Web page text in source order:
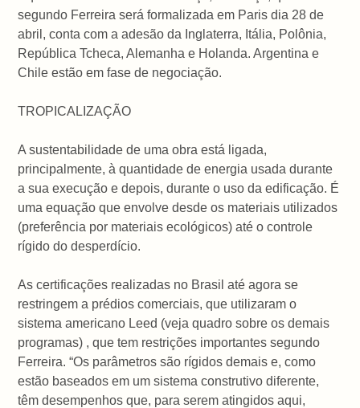
segundo Ferreira será formalizada em Paris dia 28 de
abril, conta com a adesão da Inglaterra, Itália, Polônia,
República Tcheca, Alemanha e Holanda. Argentina e
Chile estão em fase de negociação.
TROPICALIZAÇÃO
A sustentabilidade de uma obra está ligada,
principalmente, à quantidade de energia usada durante
a sua execução e depois, durante o uso da edificação. É
uma equação que envolve desde os materiais utilizados
(preferência por materiais ecológicos) até o controle
rígido do desperdício.
As certificações realizadas no Brasil até agora se
restringem a prédios comerciais, que utilizaram o
sistema americano Leed (veja quadro sobre os demais
programas) , que tem restrições importantes segundo
Ferreira. “Os parâmetros são rígidos demais e, como
estão baseados em um sistema construtivo diferente,
têm desempenhos que, para serem atingidos aqui,